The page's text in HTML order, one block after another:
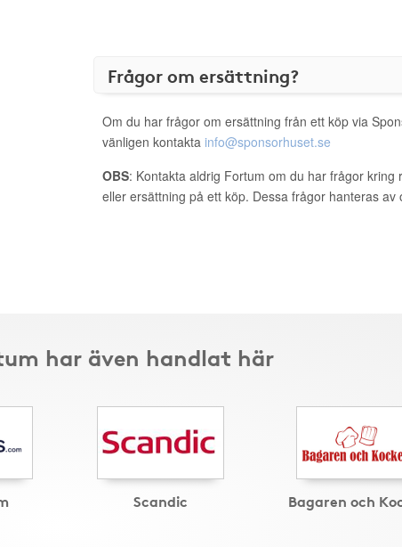
Frågor om ersättning?
Om du har frågor om ersättning från ett köp via
vänligen kontakta info@sponsorhuset.se
OBS: Kontakta aldrig Fortum om du har frågor kring
eller ersättning på ett köp. Dessa frågor hanteras av
har även handlat här
Scandic Bagaren och